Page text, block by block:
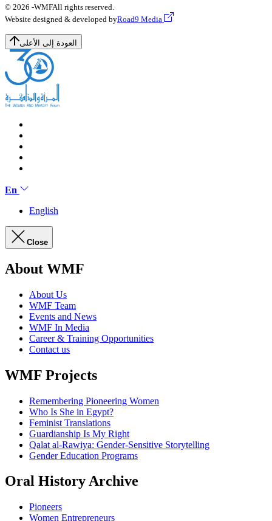
© 2026 -WMFAll rights reserved.
Website designed & developed byRoad9 Media
العودة إلى الأعلى
En
English
Close
About WMF
About Us
WMF Team
Events and News
WMF In Media
Career & Training Opportunities
Contact us
WMF Projects
Remembering Pioneering Women
Who Is She in Egypt?
Feminist Translations
Guardianship Is My Right
Qalat al-Rawiya: Gender-Sensitive Storytelling
Gender Education Programs
Oral History Archive
Pioneers
Women Entrepreneurs